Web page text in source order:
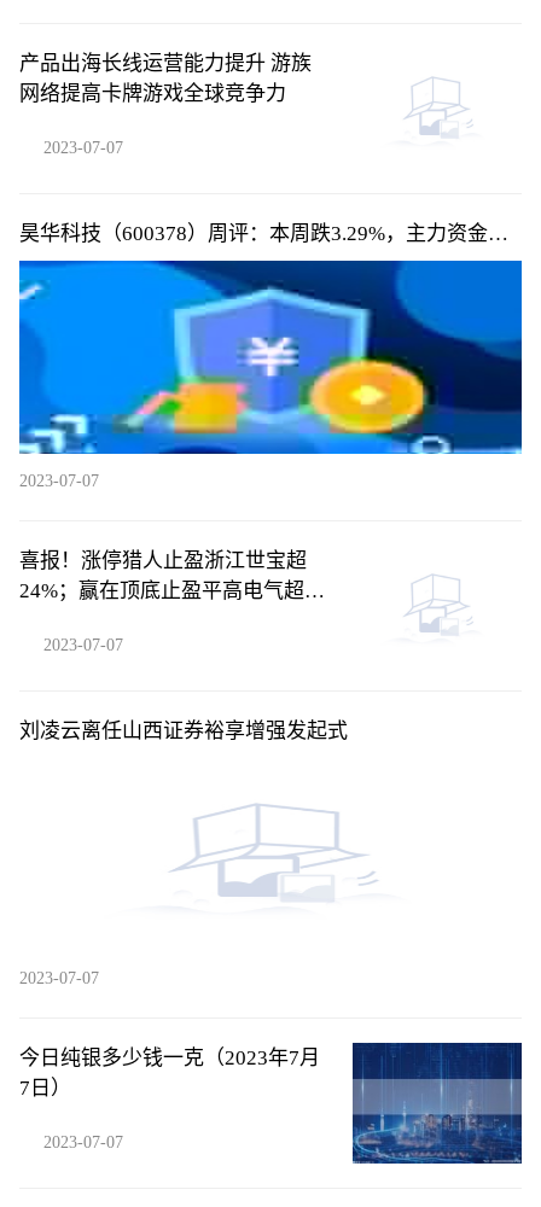
产品出海长线运营能力提升 游族
网络提高卡牌游戏全球竞争力
2023-07-07
昊华科技（600378）周评：本周跌3.29%，主力资金合
计净流出1578.27万元
2023-07-07
喜报！涨停猎人止盈浙江世宝超
24%；赢在顶底止盈平高电气超
2023-07-07
刘凌云离任山西证券裕享增强发起式
2023-07-07
今日纯银多少钱一克（2023年7月
7日）
2023-07-07